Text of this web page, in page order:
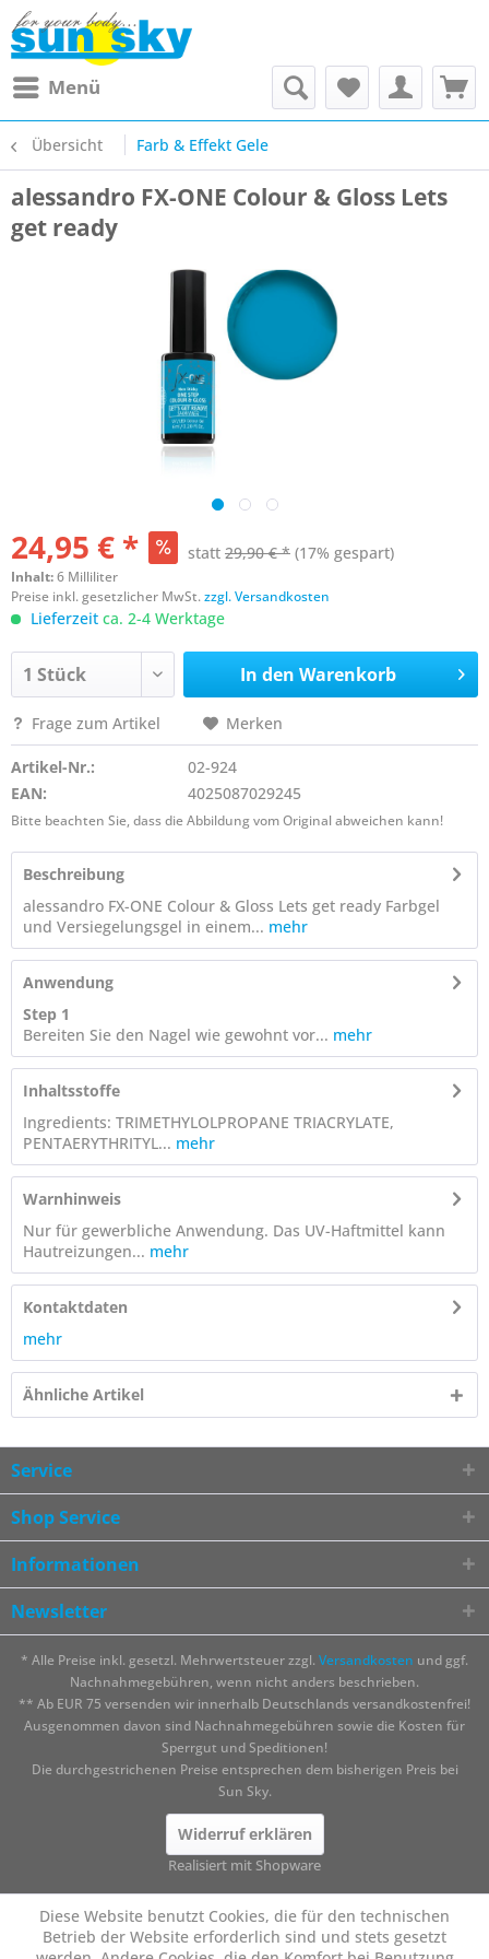
Menü
Übersicht Farb & Effekt Gele
alessandro FX-ONE Colour & Gloss Lets
get ready
24,95 € * statt 29,90 € * (17% gespart)
Inhalt:6 Milliliter
Preise inkl. gesetzlicher MwSt.zzgl. Versandkosten
Lieferzeit ca. 2-4 Werktage
In den Warenkorb
Frage zum Artikel Merken
Artikel-Nr.:
02-924
EAN:
4025087029245
Bitte beachten Sie, dass die Abbildung vom Original abweichen kann!
Beschreibung
alessandro FX-ONE Colour & Gloss Lets get ready Farbgel
und Versiegelungsgel in einem... mehr
Anwendung
Step 1
Bereiten Sie den Nagel wie gewohnt vor... mehr
Inhaltsstoffe
Ingredients: TRIMETHYLOLPROPANE TRIACRYLATE,
PENTAERYTHRITYL... mehr
Warnhinweis
Nur für gewerbliche Anwendung. Das UV-Haftmittel kann
Hautreizungen... mehr
Kontaktdaten
mehr
Ähnliche Artikel
Service
Shop Service
Informationen
Newsletter
* Alle Preise inkl. gesetzl. Mehrwertsteuer zzgl. Versandkosten und ggf.
Nachnahmegebühren, wenn nicht anders beschrieben.
** Ab EUR 75 versenden wir innerhalb Deutschlands versandkostenfrei!
Ausgenommen davon sind Nachnahmegebühren sowie die Kosten für
Sperrgut und Speditionen!
Die durchgestrichenen Preise entsprechen dem bisherigen Preis bei
Sun Sky.
Widerruf erklären
Realisiert mit Shopware
Diese Website benutzt Cookies, die für den technischen
Betrieb der Website erforderlich sind und stets gesetzt